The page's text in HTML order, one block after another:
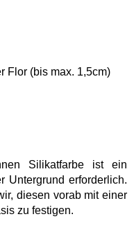
Flor (bis max. 1,5cm)
Silikatfarbe ist ein
Untergrund erforderlich.
diesen vorab mit einer
zu festigen.